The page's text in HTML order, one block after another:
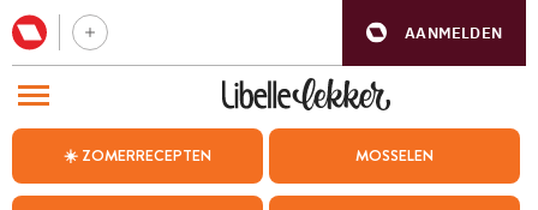
AANMELDEN
☀️ ZOMERRECEPTEN MOSSELEN
BEZOEK ONZE ANDERE WEBSITES